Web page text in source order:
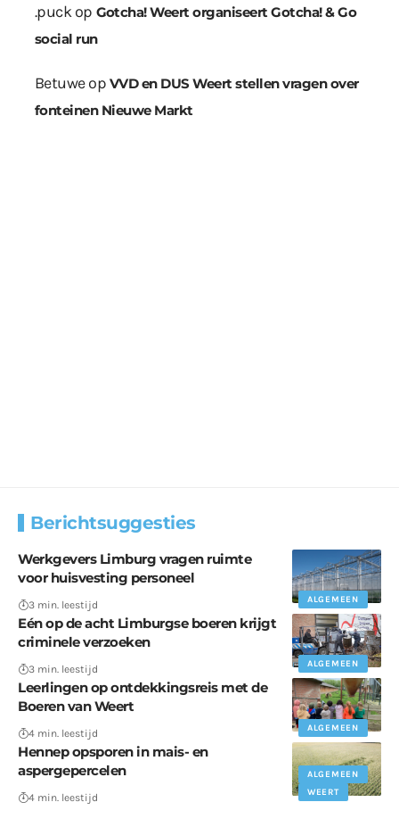
.puckop Gotcha! Weert organiseert Gotcha! & Go
social run
Betuweop VVD en DUS Weert stellen vragen over
fonteinen Nieuwe Markt
Berichtsuggesties
ALGEMEEN
Werkgevers Limburg vragen ruimte
voor huisvesting personeel
3 min. leestijd
ALGEMEEN
Eén op de acht Limburgse boeren krijgt
criminele verzoeken
3 min. leestijd
ALGEMEEN
Leerlingen op ontdekkingsreis met de
Boeren van Weert
4 min. leestijd
ALGEMEEN
WEERT
Hennep opsporen in mais- en
aspergepercelen
4 min. leestijd